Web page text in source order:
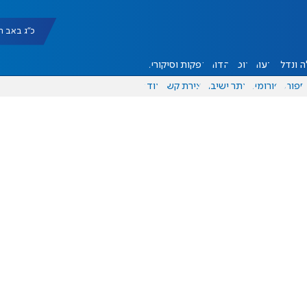
כ"ג באב תשפ"ו
ונדל"ן דעות אוכל יהדות הפקות וסיקורים
ספורט פורומים אתר ישיבה יצירת קשר עוד